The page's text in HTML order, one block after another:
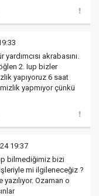
akrabasını.
2. Iup bizler
yapıyoruz 6 saat
yapmıyor çünkü
19:37
bilmediğimiz bizi
mi ilgileneceğiz ?
Ozaman o